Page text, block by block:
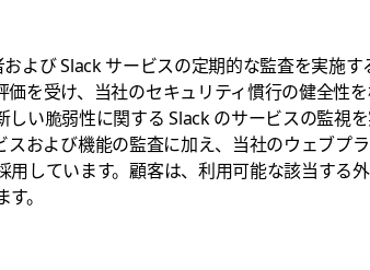
よび Slack サービスの定期的な監査を実施
価を受け、当社のセキュリティ慣行の健全性
しい脆弱性に関する Slack のサービスの監視
スおよび機能の監査に加え、当社のウェブプ
用しています。顧客は、利用可能な該当する
。